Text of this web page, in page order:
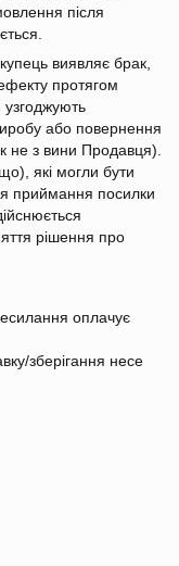
після
виявляє брак,
протягом
або повернення
не з вини Продавця).
які могли бути
приймання посилки
рішення про
оплачує
зберігання несе